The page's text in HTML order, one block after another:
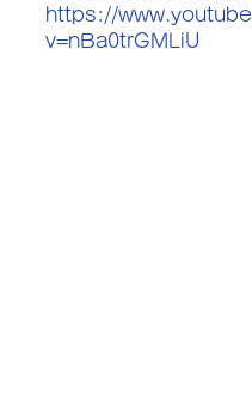
https://
v=nBa0trGMLiU